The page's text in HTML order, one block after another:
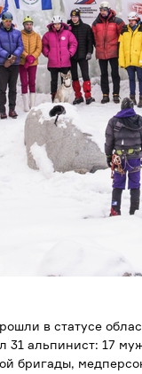
в статусе
31 альпинист: 17
бригады,